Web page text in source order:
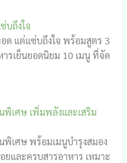
บถึงใจ
ด แต่แซ่บถึงใจ พร้อมสูตร 3
ารเย็นยอดนิยม 10 เมนู ที่จัด
พิเศษ เพิ่มพลังและเสริม
พิเศษ พร้อมเมนูบำรุงสมอง
และครบสารอาหาร เหมาะ